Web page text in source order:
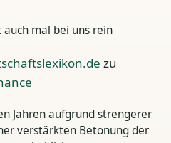
auch mal bei uns rein
zu
Jahren aufgrund strengerer
verstärkten Betonung der